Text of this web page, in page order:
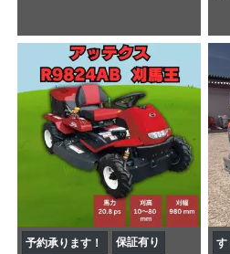
予約承ります！
保証有り
す